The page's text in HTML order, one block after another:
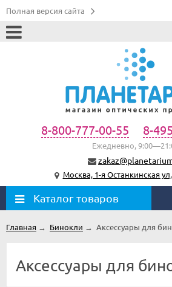
Полная версия сайта
8-800-777-00-55 8-
Ежедневно,
Москва, 1-я Останкинская
Каталог товаров
Главная → Бинокли → Аксессуары для
Аксессуары для